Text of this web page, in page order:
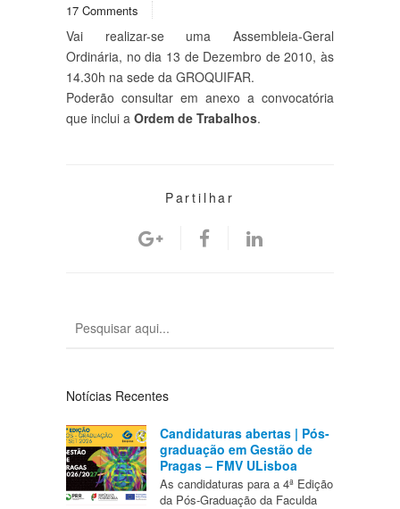
17 Comments
Vai realizar-se uma Assembleia-Geral
Ordinária, no dia 13 de Dezembro de 2010, às
14.30h na sede da GROQUIFAR.
Poderão consultar em anexo a convocatória
que inclui a Ordem de Trabalhos.
Partilhar
Notícias Recentes
Candidaturas abertas | Pós-
graduação em Gestão de
Pragas – FMV ULisboa
As candidaturas para a 4ª Edição
da Pós-Graduação da Faculda